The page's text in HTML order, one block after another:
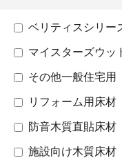
ベリティスシリー
マイスターズウッ
その他一般住宅用
リフォーム用床材
防音木質直貼床材
施設向け木質床材